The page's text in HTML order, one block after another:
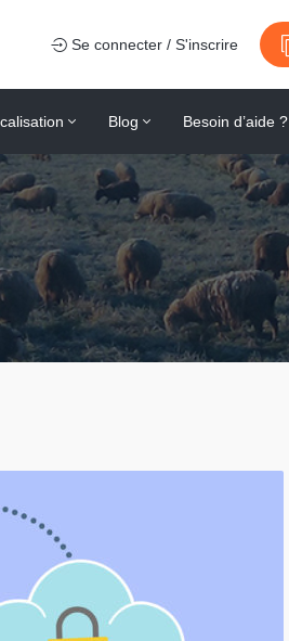
Se connecter / S'inscrire
Blog Besoin d’aide ?